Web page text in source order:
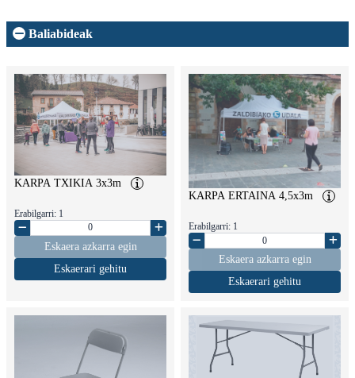
Baliabideak
KARPA TXIKIA 3x3m
Erabilgarri: 1
Eskaera azkarra egin
Eskaerari gehitu
KARPA ERTAINA 4,5x3m
Erabilgarri: 1
Eskaera azkarra egin
Eskaerari gehitu